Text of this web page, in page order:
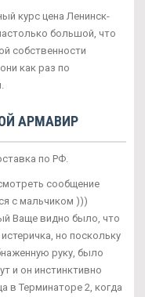
курс цена Ленинск-
большой, что
собственности
как раз по
АРМАВИР
по РФ.
сообщение
с мальчиком )))
Ваще видно было, что
но поскольку
руку, было
и он инстинктивно
в Терминаторе 2, когда